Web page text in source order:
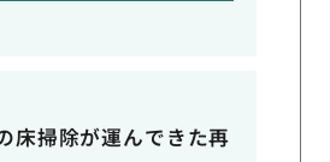
床掃除が運んできた再